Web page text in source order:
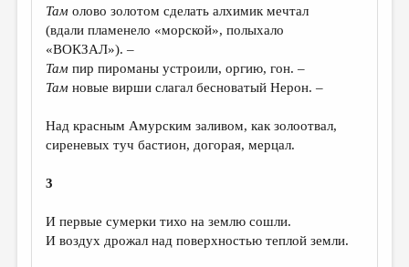
КНИЖНАЯ ПОЛКА
ОБЗОР ЛИТЕРАТУРЫ
СТРАНИЦЫ ПАМЯТИ
ОБЪЯВЛЕНИЯ
РЕДКОЛЛЕГИЯ
ОТ РЕДАКЦИИ
МАЛАЯ ПРОЗА
Там олово золотом сделать алхимик мечтал
(вдали пламенело «морской», полыхало
«ВОКЗАЛ»). –
Там пир пироманы устроили, оргию, гон. –
Там новые вирши слагал бесноватый Нерон. –
Над красным Амурским заливом, как золоотвал,
сиреневых туч бастион, догорая, мерцал.
3
И первые сумерки тихо на землю сошли.
И воздух дрожал над поверхностью теплой земли.